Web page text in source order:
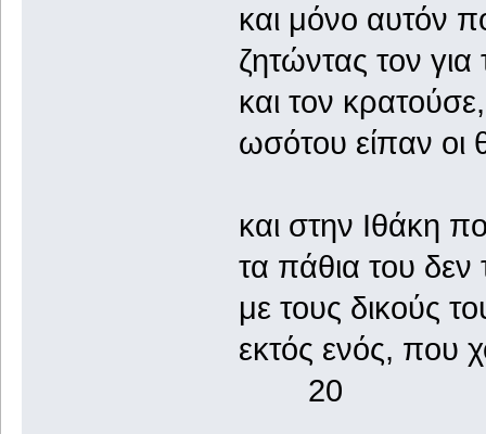
και μόνο αυτόν
ζητώντας τον για
και τον
ωσότου είπαν οι
και στην Ιθάκη
τα πάθια του δεν
με τους δικούς
εκτός ενός,
20